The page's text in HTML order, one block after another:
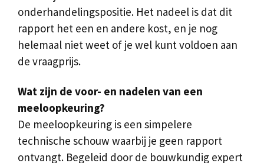
onderhandelingspositie. Het nadeel is dat dit
rapport het een en andere kost, en je nog
helemaal niet weet of je wel kunt voldoen aan
de vraagprijs.
Wat zijn de voor- en nadelen van een
meeloopkeuring?
De meeloopkeuring is een simpelere
technische schouw waarbij je geen rapport
ontvangt. Begeleid door de bouwkundig expert